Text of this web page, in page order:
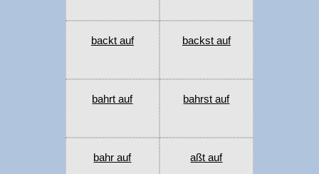
backt auf backst auf
bahrt auf bahrst auf
bahr auf aßt auf